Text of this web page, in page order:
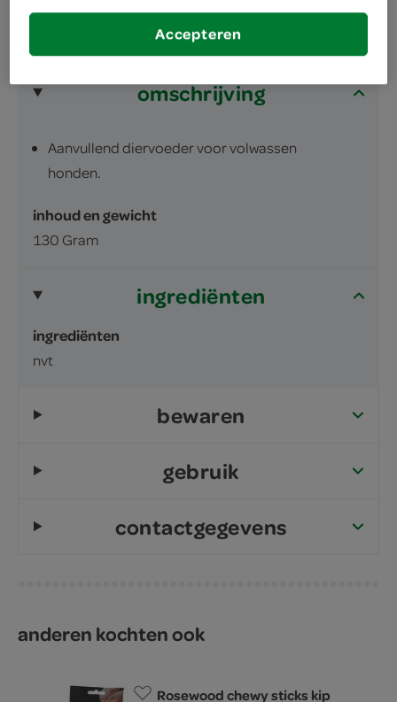
omschrijving
Aanvullend diervoeder voor volwassen
honden.
inhoud en gewicht
130 Gram
ingrediënten
ingrediënten
nvt
bewaren
gebruik
contactgegevens
anderen kochten ook
Rosewood chewy sticks kip
Accepteren